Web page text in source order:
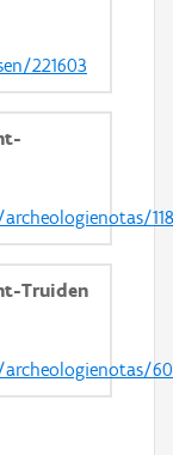
221603
Truiden